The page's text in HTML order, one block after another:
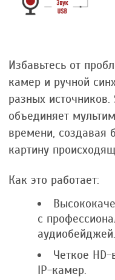
Избавьтесь от
камер и ручной
разных источников.
объединяет
времени, создавая
картину
Как это работает:
с
аудиобейджей.
Четкое
IP-камер.